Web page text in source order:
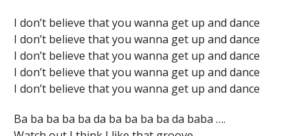
I don’t believe that you wanna get up and dance
I don’t believe that you wanna get up and dance
I don’t believe that you wanna get up and dance
I don’t believe that you wanna get up and dance
I don’t believe that you wanna get up and dance
Ba ba ba ba ba da ba ba ba ba da baba ….